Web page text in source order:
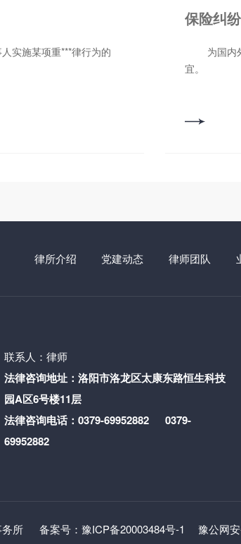
保险纠纷
宜。
律所介绍 党建动态 律师团队
联系人：律师
法律咨询地址：洛阳市洛龙区太康东路恒生科技
园A区6号楼11层
法律咨询电话：0379-69952882 0379-
69952882
务所 备案号：豫ICP备20003484号-1 豫公网